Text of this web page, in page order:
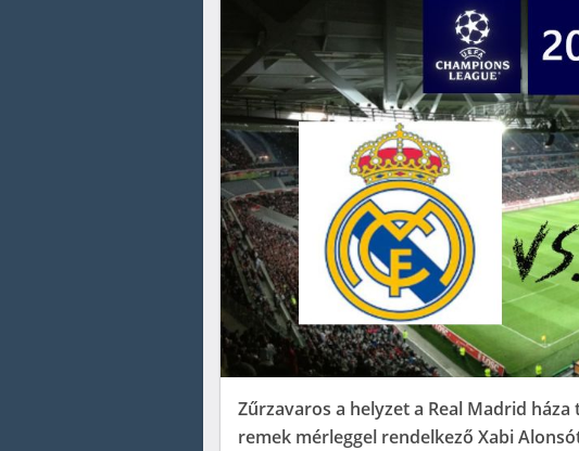
Zűrzavaros a helyzet a Real Madrid
remek mérleggel rendelkező Xabi